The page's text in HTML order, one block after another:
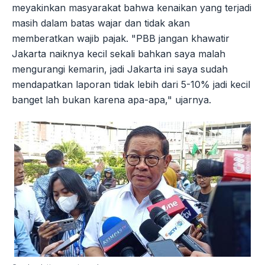
meyakinkan masyarakat bahwa kenaikan yang terjadi
masih dalam batas wajar dan tidak akan
memberatkan wajib pajak. "PBB jangan khawatir
Jakarta naiknya kecil sekali bahkan saya malah
mengurangi kemarin, jadi Jakarta ini saya sudah
mendapatkan laporan tidak lebih dari 5-10% jadi kecil
banget lah bukan karena apa-apa," ujarnya.